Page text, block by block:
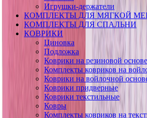
Игрушки-держатели
КОМПЛЕКТЫ ДЛЯ МЯГКОЙ
КОМПЛЕКТЫ ДЛЯ СПАЛЬНИ
КОВРИКИ
Циновка
Подложка
Коврики на резиновой основе
Комплекты ковриков на
Коврики на войлочной
Коврики придверные
Коврики текстильные
Ковры
Комплекты ковриков на